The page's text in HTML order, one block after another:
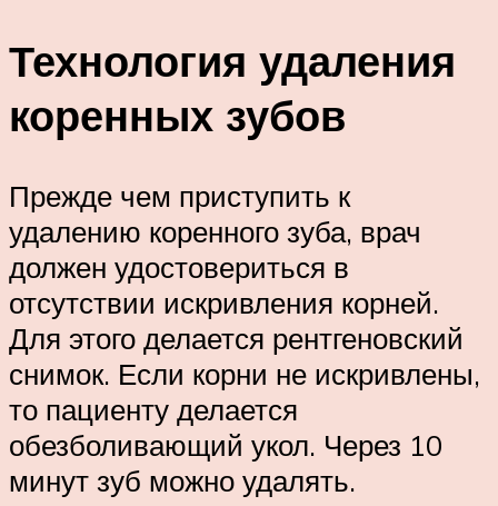
Технология удаления
коренных зубов
Прежде чем приступить к
удалению коренного зуба, врач
должен удостовериться в
отсутствии искривления корней.
Для этого делается рентгеновский
снимок. Если корни не искривлены,
то пациенту делается
обезболивающий укол. Через 10
минут зуб можно удалять.